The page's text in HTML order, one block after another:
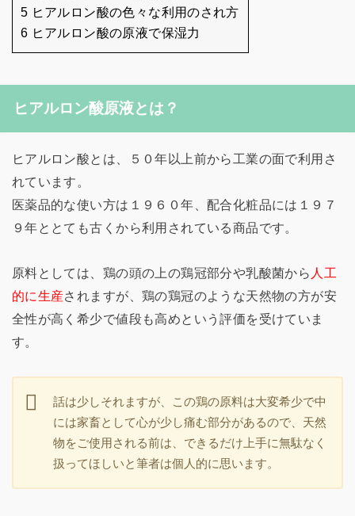
5 ヒアルロン酸の色々な利用のされ方
6 ヒアルロン酸の原液で保湿力
ヒアルロン酸原液とは？
ヒアルロン酸とは、５０年以上前から工業の面で利用さ
れています。
医薬品的な使い方は１９６０年、配合化粧品には１９７
９年ととても古くから利用されている商品です。
原料としては、鶏の頭の上の鶏冠部分や乳酸菌から 人工
的に生産されますが、鶏の鶏冠のような天然物の方が安
全性が高く希少で値段も高めという評価を受けていま
す。
話は少しそれますが、この鶏の原料は大変希少で中
には家畜として心が少し痛む部分があるので、天然
物をご使用される前は、できるだけ上手に無駄なく
扱ってほしいと筆者は個人的に思います。